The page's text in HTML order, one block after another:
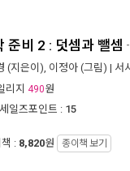
준비 2 : 덧셈과 뺄셈
(지은이), 이정아 (그림) | 서
리지 490원
일즈포인트 : 15
: 8,820원 종이책 보기